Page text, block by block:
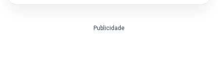
Publicidade